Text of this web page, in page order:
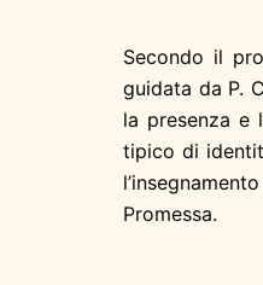
Secondo il
guidata da P.
la presenza e
tipico di
Promessa.